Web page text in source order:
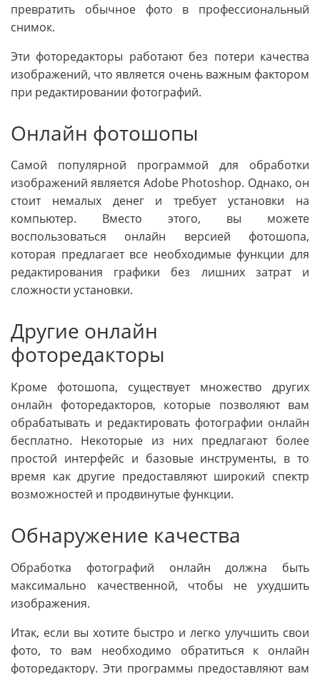
превратить обычное фото в профессиональный
снимок.
Эти фоторедакторы работают без потери качества
изображений, что является очень важным фактором
при редактировании фотографий.
Онлайн фотошопы
Самой популярной программой для обработки
изображений является Adobe Photoshop. Однако, он
стоит немалых денег и требует установки на
компьютер. Вместо этого, вы можете
воспользоваться онлайн версией фотошопа,
которая предлагает все необходимые функции для
редактирования графики без лишних затрат и
сложности установки.
Другие онлайн
фоторедакторы
Кроме фотошопа, существует множество других
онлайн фоторедакторов, которые позволяют вам
обрабатывать и редактировать фотографии онлайн
бесплатно. Некоторые из них предлагают более
простой интерфейс и базовые инструменты, в то
время как другие предоставляют широкий спектр
возможностей и продвинутые функции.
Обнаружение качества
Обработка фотографий онлайн должна быть
максимально качественной, чтобы не ухудшить
изображения.
Итак, если вы хотите быстро и легко улучшить свои
фото, то вам необходимо обратиться к онлайн
фоторедактору. Эти программы предоставляют вам